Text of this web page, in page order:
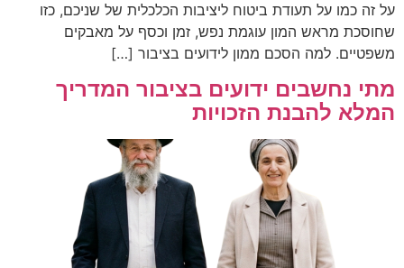
על זה כמו על תעודת ביטוח ליציבות הכלכלית של שניכם, כזו
שחוסכת מראש המון עוגמת נפש, זמן וכסף על מאבקים
משפטיים. למה הסכם ממון לידועים בציבור […]
מתי נחשבים ידועים בציבור המדריך
המלא להבנת הזכויות